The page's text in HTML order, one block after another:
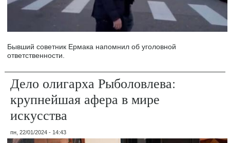
Бывший советник Ермака напомнил об уголовной
ответственности.
Дело олигарха Рыболовлева:
крупнейшая афера в мире
искусства
пн, 22/01/2024 - 14:43